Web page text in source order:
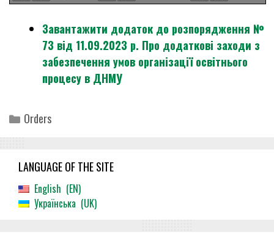
Завантажити додаток до розпорядження №
73 від 11.09.2023 р. Про додаткові заходи з
забезпечення умов організації освітнього
процесу в ДНМУ
Categories
Orders
LANGUAGE OF THE SITE
English
EN
Українська
UK